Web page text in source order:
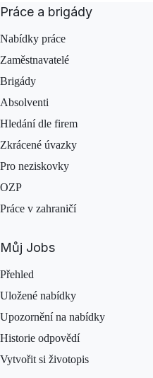
Práce a brigády
Nabídky práce
Zaměstnavatelé
Brigády
Absolventi
Hledání dle firem
Zkrácené úvazky
Pro neziskovky
OZP
Práce v zahraničí
Můj Jobs
Přehled
Uložené nabídky
Upozornění na nabídky
Historie odpovědí
Vytvořit si životopis